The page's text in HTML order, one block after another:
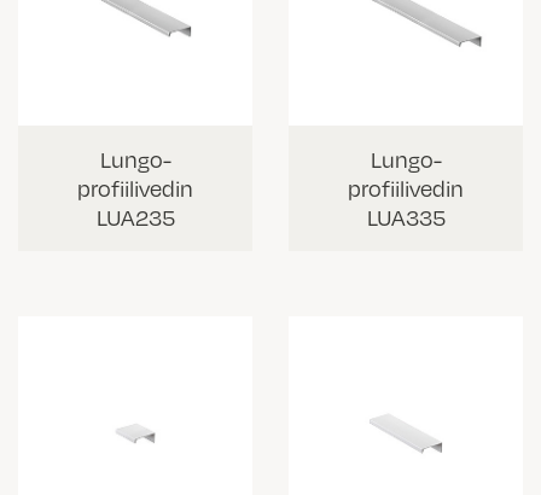
Lungo-
profiilivedin
LUA235
Lungo-
profiilivedin
LUA335